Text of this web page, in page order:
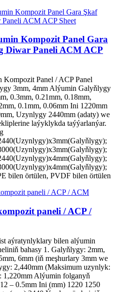
Kompozit Panel Gara
Diwar Paneli ACM ACP
Panel / ACP Panel
3mm, 4mm Alýumin Galyňlygy
0.3mm, 0.21mm, 0.18mm,
0.1mm, 0.06mm Ini 1220mm
Uzynlygy 2440mm (adaty) we
laýyklykda taýýarlanýar.
bilen örtülen, PVDF bilen örtülen
paneli / ACP /
aýratynlyklary bilen alýumin
bahasy 1. Galyňlygy: 2mm,
6mm (iň meşhurlary 3mm we
2,440mm (Maksimum uzynlyk:
1,220mm Alýumin folganyň
– 0.5mm Ini (mm) 1220 1250